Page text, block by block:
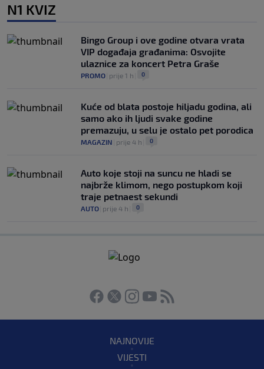
N1 KVIZ
Bingo Group i ove godine otvara vrata
VIP događaja građanima: Osvojite
ulaznice za koncert Petra Graše
PROMO prije 1 h 0
Kuće od blata postoje hiljadu godina, ali
samo ako ih ljudi svake godine
premazuju, u selu je ostalo pet porodica
MAGAZIN prije 4 h 0
Auto koje stoji na suncu ne hladi se
najbrže klimom, nego postupkom koji
traje petnaest sekundi
AUTO prije 4 h 0
NAJNOVIJE
VIJESTI